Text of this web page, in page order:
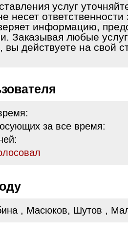
услуг
несет ответственности
информацию,
Заказывая любые
вы действуете на свой
за все время:
, Масюков, Шутов ,